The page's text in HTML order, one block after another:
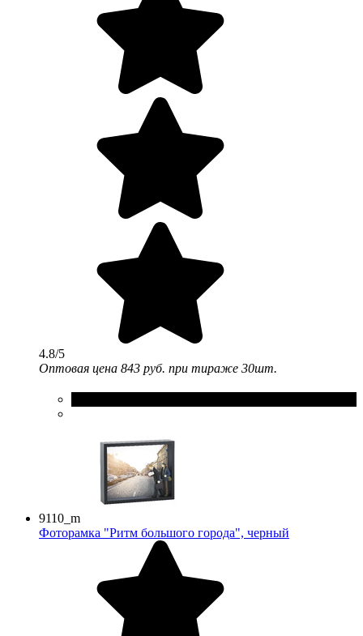
4.8/5
Оптовая цена 843 руб. при тираже 30шт.
9110_m
Фоторамка "Ритм большого города", черный